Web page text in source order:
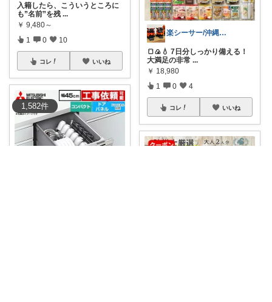
1,582件
入籍したら、こういうところに
も”名前”を残 ...
￥ 9,480～
1 0 10
コレ いいね
楽シーサー/沖縄好きのおすすめROOM
🍞🍙💧 7日分しっかり備える！
大満足の非常 ...
￥ 18,980
1 0 4
コレ いいね